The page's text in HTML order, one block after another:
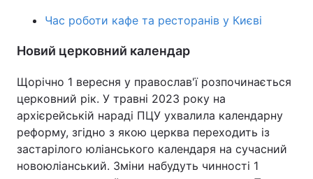
Час роботи кафе та ресторанів у Києві
Новий церковний календар
Щорічно 1 вересня у православ'ї розпочинається
церковний рік. У травні 2023 року на
архієрейській нараді ПЦУ ухвалила календарну
реформу, згідно з якою церква переходить із
застарілого юліанського календаря на сучасний
новоюліанський. Зміни набудуть чинності 1